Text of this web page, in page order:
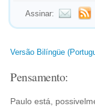
Assinar:
Versão Bilíngüe
Pensamento:
Paulo está,